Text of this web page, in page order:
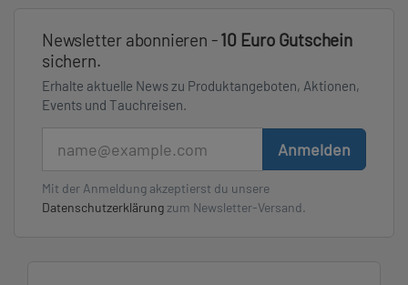
Newsletter abonnieren -10 Euro Gutschein
sichern.
Erhalte aktuelle News zu Produktangeboten, Aktionen,
Events und Tauchreisen.
Anmelden
Mit der Anmeldung akzeptierst du unsere
Datenschutzerklärung zum Newsletter-Versand.